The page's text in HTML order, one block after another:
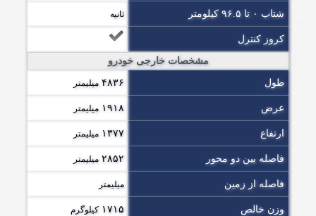
شتاب ۰ تا ۹۶.۵ کیلومتر ثانیه
کروز کنترل
مشخصات خارجی خودرو
طول ۴۸۳۶ میلیمتر
عرض ۱۹۱۸ میلیمتر
ارتفاع ۱۳۷۷ میلیمتر
فاصله بین دو محور ۲۸۵۲ میلیمتر
فاصله از زمین میلیمتر
وزن خالص ۱۷۱۵ کیلوگرم